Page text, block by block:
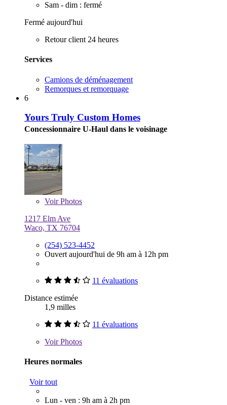
Sam - dim : fermé
Fermé aujourd'hui
Retour client 24 heures
Services
Camions de déménagement
Remorques et remorquage
6
Yours Truly Custom Homes
Concessionnaire U-Haul dans le voisinage
VoirPhotos
1217 Elm Ave
Waco, TX 76704
(254) 523-4452
Ouvert aujourd'hui de 9h am à 12h pm
11 évaluations
Distance estimée
1,9 milles
11 évaluations
VoirPhotos
Heures normales
Voir tout
Lun - ven : 9h am à 2h pm